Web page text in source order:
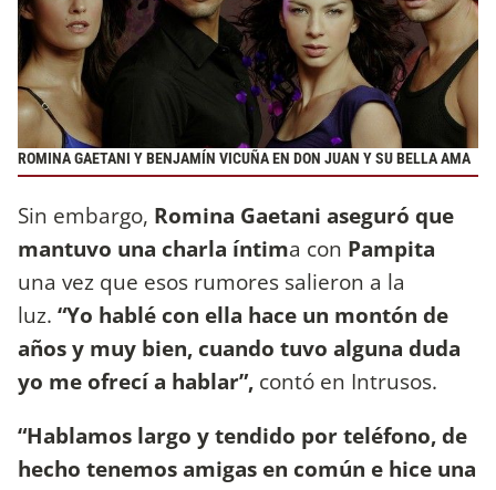
ROMINA GAETANI Y BENJAMÍN VICUÑA EN DON JUAN Y SU BELLA AMA
Sin embargo, Romina Gaetani aseguró que
mantuvo una charla íntima con Pampita
una vez que esos rumores salieron a la
luz. “Yo hablé con ella hace un montón de
años y muy bien, cuando tuvo alguna duda
yo me ofrecí a hablar”, contó en Intrusos.
“Hablamos largo y tendido por teléfono, de
hecho tenemos amigas en común e hice una